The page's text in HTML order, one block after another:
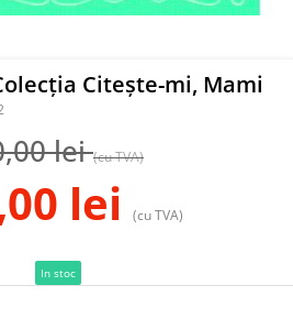
Citește-mi, Mami
lei (cu TVA)
lei (cu TVA)
In stoc